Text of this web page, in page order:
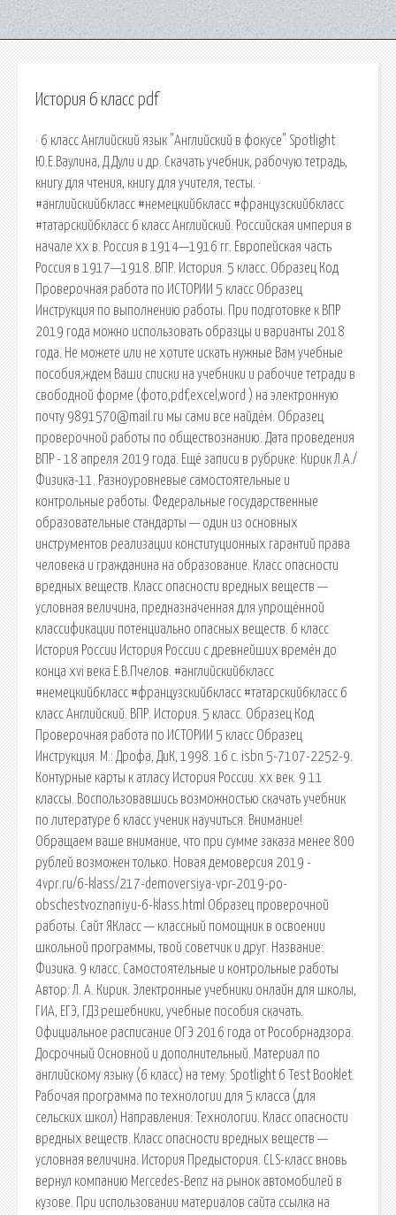
История 6 класс pdf
· 6 класс Английский язык "Английский в фокусе" Spotlight
Ю.Е.Ваулина, Д.Дули и др. Скачать учебник, рабочую тетрадь,
книгу для чтения, книгу для учителя, тесты. ·
#английский6класс #немецкий6класс #французский6класс
#татарский6класс 6 класс Английский. Российская империя в
начале xx в. Россия в 1914—1916 гг. Европейская часть
Россия в 1917—1918. ВПР. История. 5 класс. Образец Код
Проверочная работа по ИСТОРИИ 5 класс Образец
Инструкция по выполнению работы. При подготовке к ВПР
2019 года можно использовать образцы и варианты 2018
года. Не можете или не хотите искать нужные Вам учебные
пособия,ждем Ваши списки на учебники и рабочие тетради в
свободной форме (фото,pdf,excel,word ) на электронную
почту 9891570@mail.ru мы сами все найдём. Образец
проверочной работы по обществознанию. Дата проведения
ВПР - 18 апреля 2019 года. Ещё записи в рубрике: Кирик Л.А./
Физика-11. Разноуровневые самостоятельные и
контрольные работы. Федеральные государственные
образовательные стандарты — один из основных
инструментов реализации конституционных гарантий права
человека и гражданина на образование. Класс опасности
вредных веществ. Класс опасности вредных веществ —
условная величина, предназначенная для упрощённой
классификации потенциально опасных веществ. 6 класс
История России История России с древнейших времён до
конца xvi века Е.В.Пчелов. #английский6класс
#немецкий6класс #французский6класс #татарский6класс 6
класс Английский. ВПР. История. 5 класс. Образец Код
Проверочная работа по ИСТОРИИ 5 класс Образец
Инструкция. М.: Дрофа, ДиК, 1998. 16 с. isbn 5-7107-2252-9.
Контурные карты к атласу История России. xx век. 9 11
классы. Воспользовавшись возможностью скачать учебник
по литературе 6 класс ученик научиться. Внимание!
Обращаем ваше внимание, что при сумме заказа менее 800
рублей возможен только. Новая демоверсия 2019 -
4vpr.ru/6-klass/217-demoversiya-vpr-2019-po-
obschestvoznaniyu-6-klass.html Образец проверочной
работы. Сайт ЯКласс — классный помощник в освоении
школьной программы, твой советчик и друг. Название:
Физика. 9 класс. Самостоятельные и контрольные работы
Автор: Л. А. Кирик. Электронные учебники онлайн для школы,
ГИА, ЕГЭ, ГДЗ решебники, учебные пособия скачать.
Официальное расписание ОГЭ 2016 года от Рособрнадзора.
Досрочный Основной и дополнительный. Материал по
английскому языку (6 класс) на тему: Spotlight 6 Test Booklet.
Рабочая программа по технологии для 5 класса (для
сельских школ) Направления: Технологии. Класс опасности
вредных веществ. Класс опасности вредных веществ —
условная величина. История Предыстория. CLS-класс вновь
вернул компанию Mercedes-Benz на рынок автомобилей в
кузове. При использовании материалов сайта ссылка на